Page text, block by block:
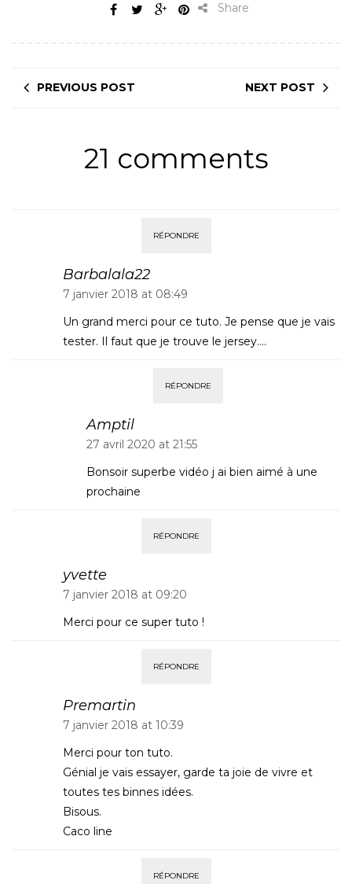
Share
PREVIOUS POST NEXT POST
21 comments
RÉPONDRE
Barbalala22
7 janvier 2018 at 08:49
Un grand merci pour ce tuto. Je pense que je vais
tester. Il faut que je trouve le jersey….
RÉPONDRE
Amptil
27 avril 2020 at 21:55
Bonsoir superbe vidéo j ai bien aimé à une
prochaine
RÉPONDRE
yvette
7 janvier 2018 at 09:20
Merci pour ce super tuto !
RÉPONDRE
Premartin
7 janvier 2018 at 10:39
Merci pour ton tuto.
Génial je vais essayer, garde ta joie de vivre et
toutes tes binnes idées.
Bisous.
Caco line
RÉPONDRE